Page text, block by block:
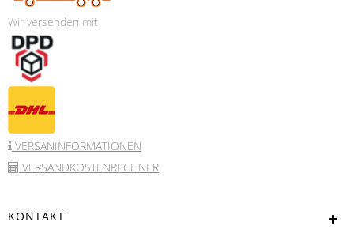
Wir versenden mit
VERSANINFORMATIONEN
VERSANDKOSTENRECHNER
KONTAKT